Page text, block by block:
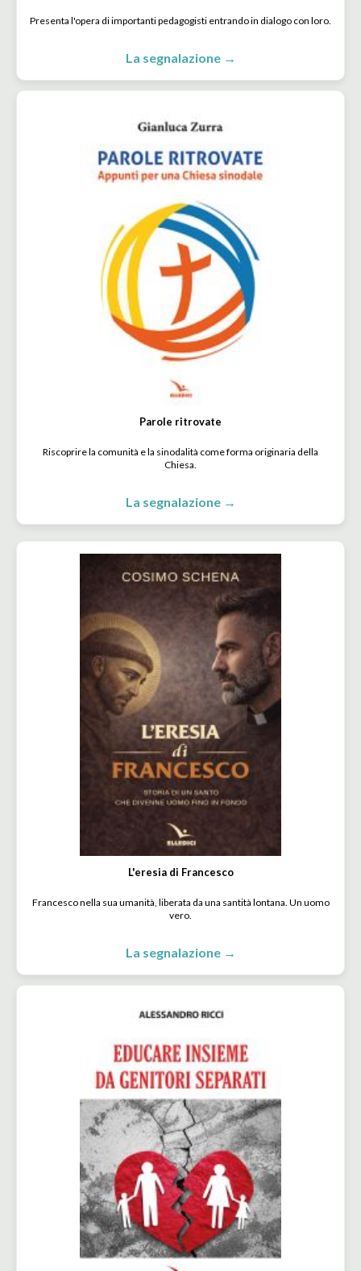
Presenta l'opera di importanti pedagogisti entrando in dialogo con loro.
La segnalazione →
Parole ritrovate
Riscoprire la comunità e la sinodalità come forma originaria della
Chiesa.
La segnalazione →
L'eresia di Francesco
Francesco nella sua umanità, liberata da una santità lontana. Un uomo
vero.
La segnalazione →